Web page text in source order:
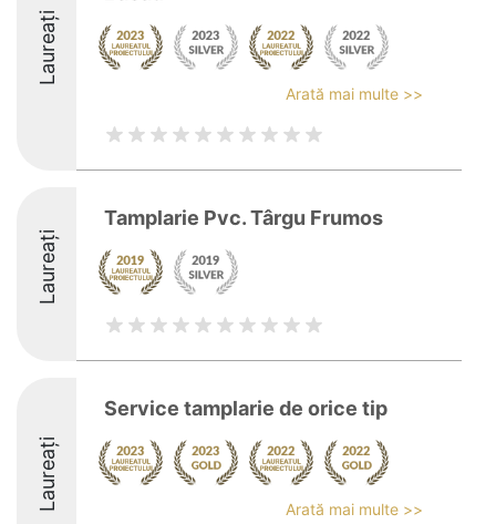
Laureați
Arată mai multe >>
Laureați
Tamplarie Pvc. Târgu Frumos
Laureați
Service tamplarie de orice tip
Arată mai multe >>